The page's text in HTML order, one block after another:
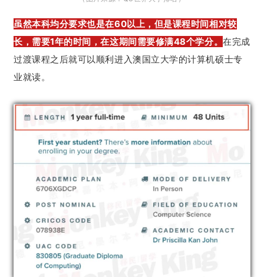
虽然本科均分要求也是在60以上，但是课程时间相对较
长，需要1年的时间，在这期间需要修满48个学分。在完成
过渡课程之后就可以顺利进入澳国立大学的计算机硕士专
业就读。